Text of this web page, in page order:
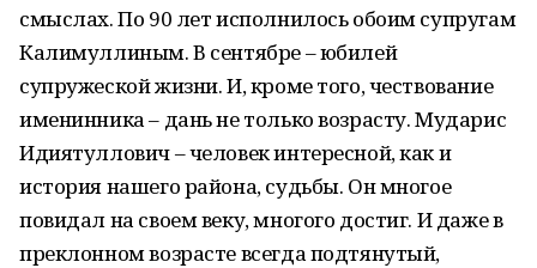
смыслах. По 90 лет исполнилось обоим супругам
Калимуллиным. В сентябре – юбилей
супружеской жизни. И, кроме того, чествование
именинника – дань не только возрасту. Мударис
Идиятуллович – человек интересной, как и
история нашего района, судьбы. Он многое
повидал на своем веку, многого достиг. И даже в
преклонном возрасте всегда подтянутый,